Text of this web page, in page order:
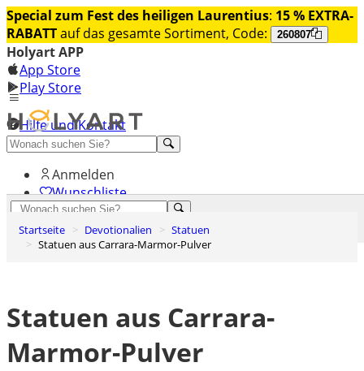
Special zum Fest des heiligen Laurentius: 15 % EXTRA-
RABATTauf das gesamte Sortiment, Code: 260807
Holyart APP
App Store
Play Store
Hilfe und Kontakt
Entdecken Sie Premium
Anmelden
Wunschliste
Warenkorb
Startseite Devotionalien
Statuen
Statuen aus Carrara-Marmor-Pulver
Statuen aus Carrara-
Marmor-Pulver